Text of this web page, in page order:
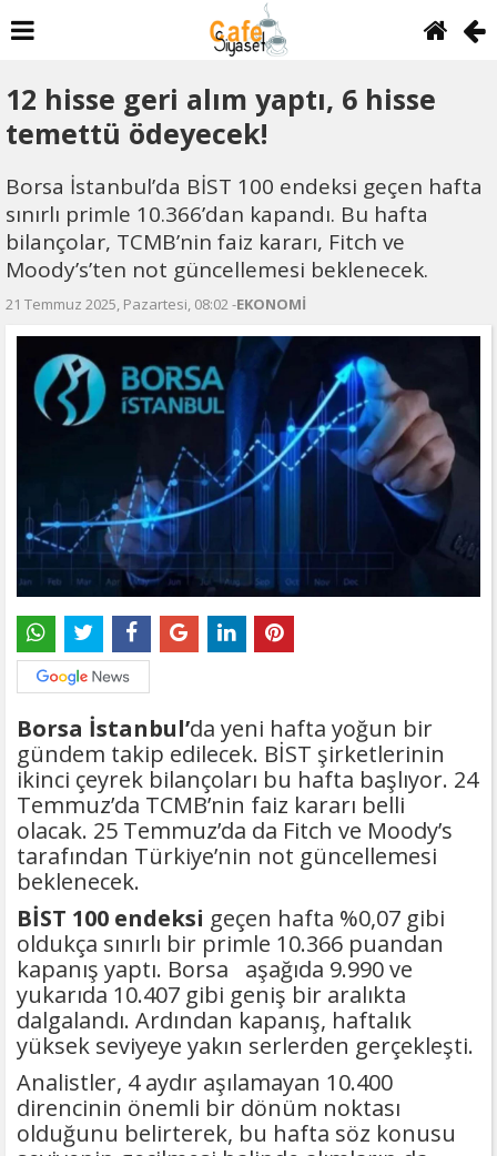
12 hisse geri alım yaptı, 6 hisse
temettü ödeyecek!
Borsa İstanbul’da BİST 100 endeksi geçen hafta
sınırlı primle 10.366’dan kapandı. Bu hafta
bilançolar, TCMB’nin faiz kararı, Fitch ve
Moody’s’ten not güncellemesi beklenecek.
21 Temmuz 2025, Pazartesi, 08:02 -EKONOMİ
Borsa İstanbul’da yeni hafta yoğun bir
gündem takip edilecek. BİST şirketlerinin
ikinci çeyrek bilançoları bu hafta başlıyor. 24
Temmuz’da TCMB’nin faiz kararı belli
olacak. 25 Temmuz’da da Fitch ve Moody’s
tarafından Türkiye’nin not güncellemesi
beklenecek.
BİST 100 endeksi geçen hafta %0,07 gibi
oldukça sınırlı bir primle 10.366 puandan
kapanış yaptı. Borsa aşağıda 9.990 ve
yukarıda 10.407 gibi geniş bir aralıkta
dalgalandı. Ardından kapanış, haftalık
yüksek seviyeye yakın serlerden gerçekleşti.
Analistler, 4 aydır aşılamayan 10.400
direncinin önemli bir dönüm noktası
olduğunu belirterek, bu hafta söz konusu